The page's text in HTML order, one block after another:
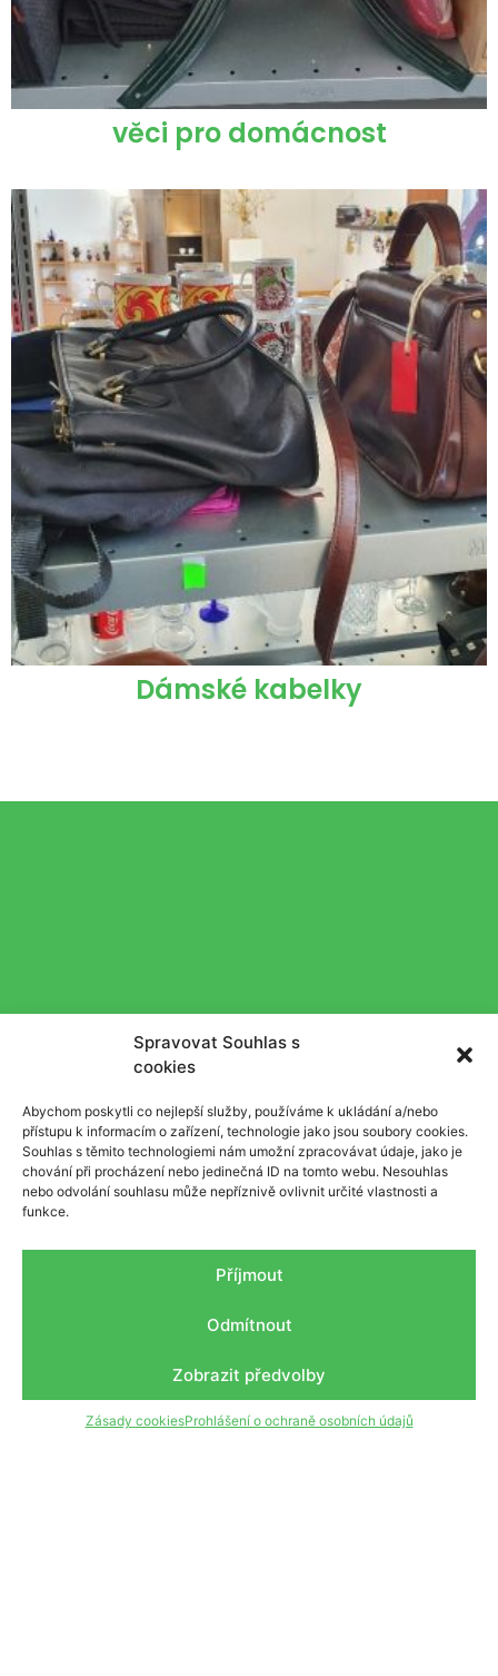
Spravovat Souhlas s
cookies
Abychom poskytli co nejlepší služby, používáme k ukládání a/nebo
přístupu k informacím o zařízení, technologie jako jsou soubory cookies.
Souhlas s těmito technologiemi nám umožní zpracovávat údaje, jako je
chování při procházení nebo jedinečná ID na tomto webu. Nesouhlas
nebo odvolání souhlasu může nepříznivě ovlivnit určité vlastnosti a
funkce.
Příjmout
Odmítnout
Zobrazit předvolby
Zásady cookiesProhlášení o ochraně osobních údajů
věci pro domácnost
Dámské kabelky
Všechna práva vyhrazena ©2021 ESKO-T Reuse centrum
Kde nás najdete?